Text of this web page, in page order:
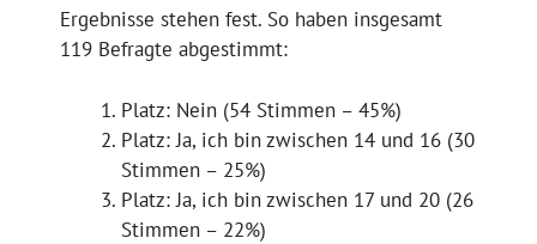
Ergebnisse stehen fest. So haben insgesamt
119 Befragte abgestimmt:
Platz: Nein (54 Stimmen – 45%)
Platz: Ja, ich bin zwischen 14 und 16 (30
Stimmen – 25%)
Platz: Ja, ich bin zwischen 17 und 20 (26
Stimmen – 22%)